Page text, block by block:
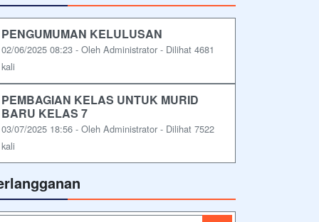
PENGUMUMAN KELULUSAN
02/06/2025 08:23 - Oleh Administrator - Dilihat 4681
kali
PEMBAGIAN KELAS UNTUK MURID
BARU KELAS 7
03/07/2025 18:56 - Oleh Administrator - Dilihat 7522
kali